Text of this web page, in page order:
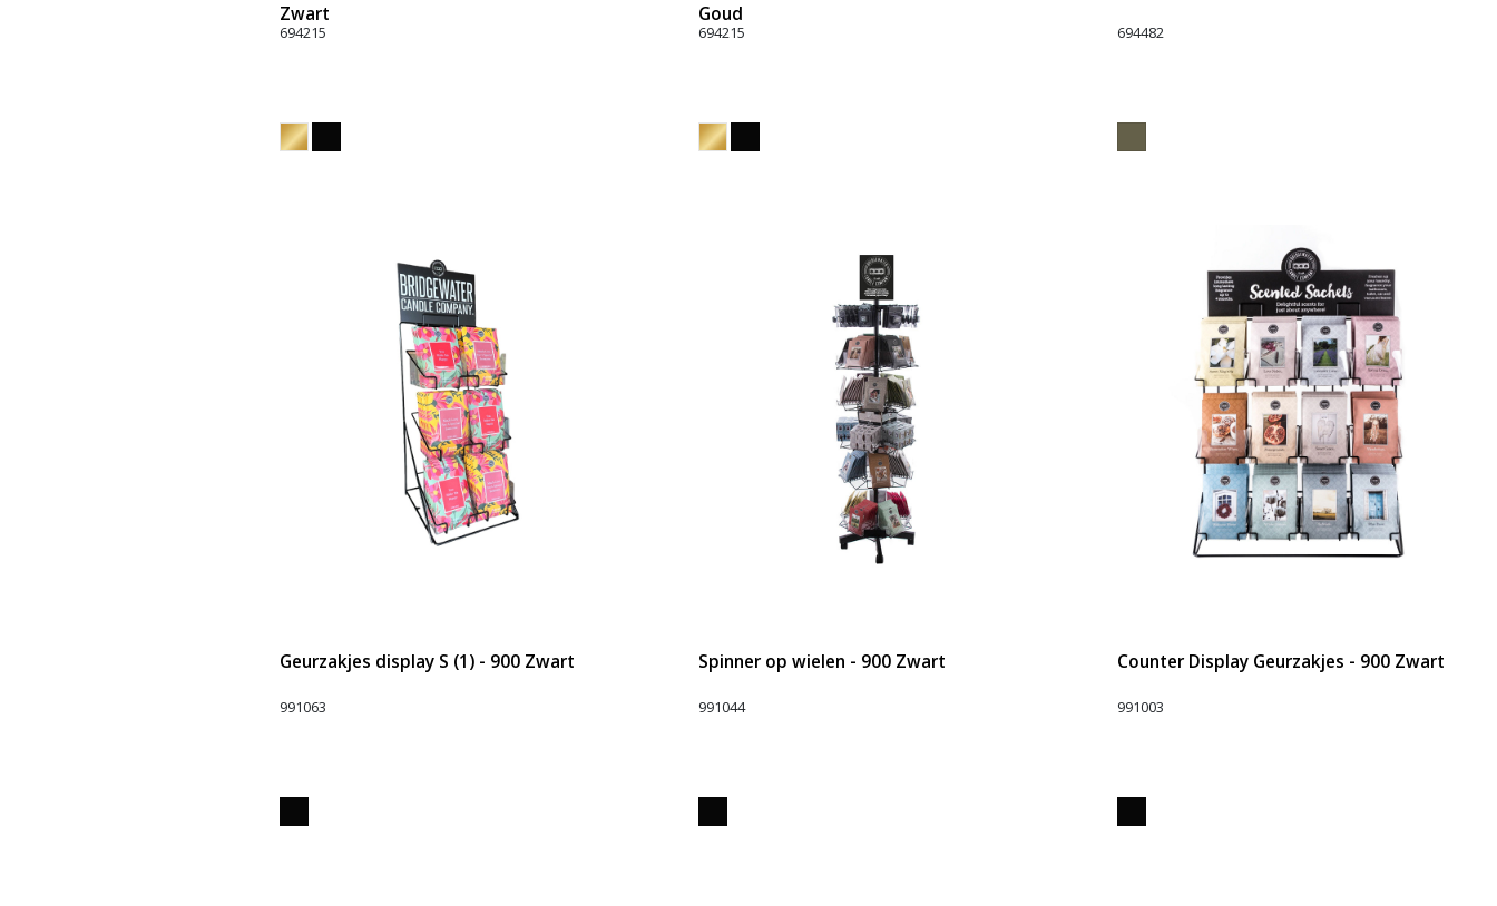
Zwart
694215
Goud
694215 694482
Geurzakjes display S (1) - 900 Zwart
991063
Spinner op wielen - 900 Zwart
991044
Counter Display Geurzakjes - 900 Zwart
991003